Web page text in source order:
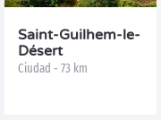
Saint-Guilhem-le-
Désert
Ciudad - 73 km